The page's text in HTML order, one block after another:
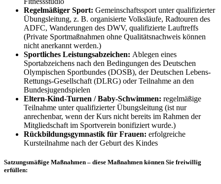
Regelmäßiger Sport: Gemeinschaftssport unter qualifizierter
Übungsleitung, z. B. organisierte Volksläufe, Radtouren des
ADFC, Wanderungen des DWV, qualifizierte Lauftreffs
(Private Sportmaßnahmen ohne Qualitätsnachweis können
nicht anerkannt werden.)
Sportliches Leistungsabzeichen: Ablegen eines
Sportabzeichens nach den Bedingungen des Deutschen
Olympischen Sportbundes (DOSB), der Deutschen Lebens-
Rettungs-Gesellschaft (DLRG) oder Teilnahme an den
Bundesjugendspielen
Eltern-Kind-Turnen / Baby-Schwimmen: regelmäßige
Teilnahme unter qualifizierter Übungsleitung (ist nur
anrechenbar, wenn der Kurs nicht bereits im Rahmen der
Mitgliedschaft im Sportverein bonifiziert wurde.)
Rückbildungsgymnastik für Frauen: erfolgreiche
Kursteilnahme nach der Geburt des Kindes
Satzungsmäßige Maßnahmen – diese Maßnahmen können Sie freiwillig
erfüllen: